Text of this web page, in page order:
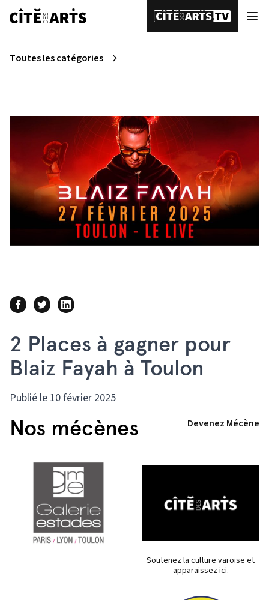
Toutes les catégories
2 Places à gagner pour
Blaiz Fayah à Toulon
Publié le 10 février 2025
Nos mécènes Devenez Mécène
Soutenez la culture varoise et
apparaissez ici.